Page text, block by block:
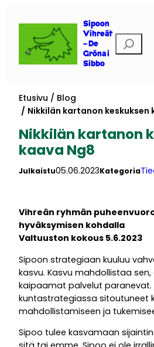
sisältöön
Sipoon
Vihreät
– De
Gröna i
Sibbo
Etsi
Etusivu
Blog
Nikkilän kartanon keskuksen
Nikkilän kartanon
kaava Ng8
Julkaistu05.06.2023Kategoria
Vihreän ryhmän
hyväksymisen kohdalla
Valtuuston kokous 5.6.2023
Sipoon strategiaan kuuluu
kasvu. Kasvu mahdollistaa
kaipaamat palvelut paranevat.
kuntastrategiassa sitoutuneet
mahdollistamiseen ja
Sipoo tulee kasvamaan